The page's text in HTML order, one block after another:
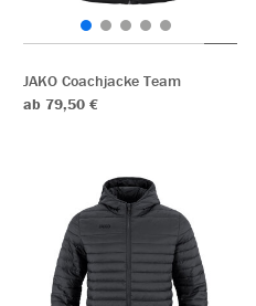
JAKO Coachjacke Team
ab 79,50 €